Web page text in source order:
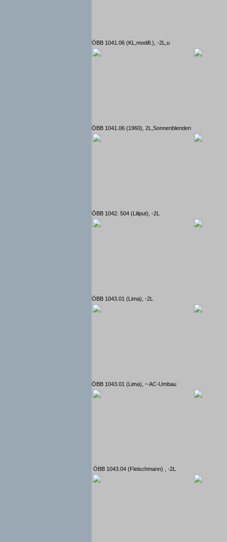
ÖBB 1041.06 (KL,modifi.), -2L,u
ÖBB 1041.06 (1960), 2L,Sonnenblenden
ÖBB 1042. 504 (Liliput), -2L
ÖBB 1043.01 (Lima), -2L
ÖBB 1043.01 (Lima), ~ AC-Umbau
ÖBB 1043.04 (Fleischmann) , -2L